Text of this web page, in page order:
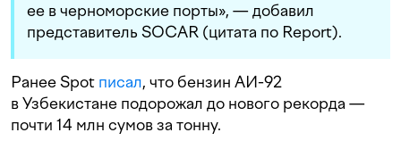
ее в черноморские порты», — добавил
представитель SOCAR (цитата по Report).
Ранее Spot писал, что бензин АИ-92
в Узбекистане подорожал до нового рекорда —
почти 14 млн сумов за тонну.